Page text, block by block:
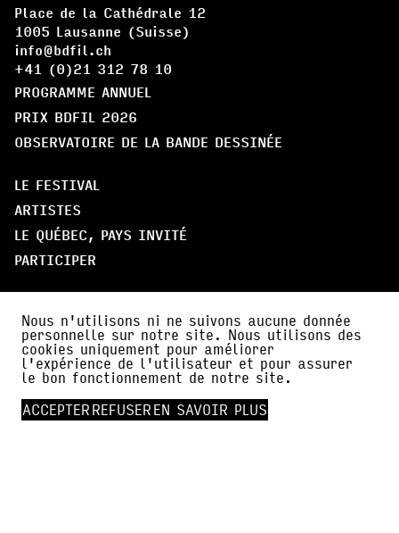
Place de la Cathédrale 12
1005 Lausanne (Suisse)
info@bdfil.ch
+41 (0)21 312 78 10
PROGRAMME ANNUEL
PRIX BDFIL 2026
OBSERVATOIRE DE LA BANDE DESSINÉE
LE FESTIVAL
ARTISTES
LE QUÉBEC, PAYS INVITÉ
PARTICIPER
PARTENAIRES
AMI·E·S DE BDFIL
CERCLE DES MÉCÈNES
INFOS PRATIQUES
Nous n'utilisons ni ne suivons aucune donnée
personnelle sur notre site. Nous utilisons des
cookies uniquement pour améliorer
l'expérience de l'utilisateur et pour assurer
le bon fonctionnement de notre site.
ACCEPTERREFUSEREN SAVOIR PLUS